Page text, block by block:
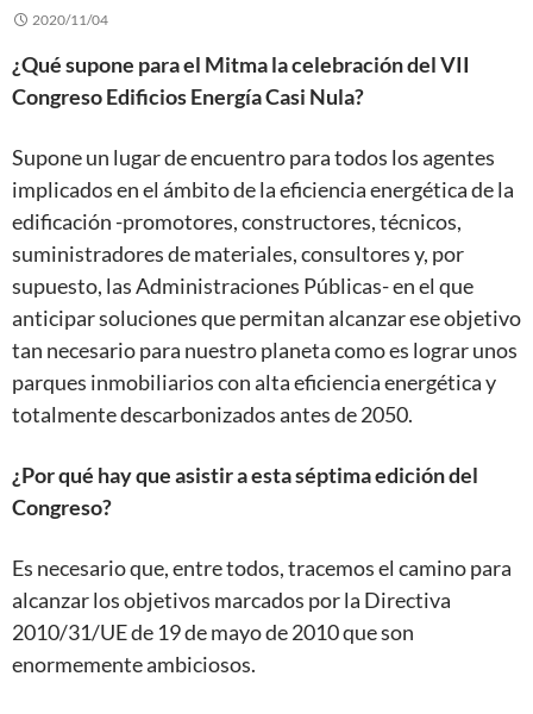
2020/11/04
¿Qué supone para el Mitma la celebración del VII
Congreso Edificios Energía Casi Nula?
Supone un lugar de encuentro para todos los agentes
implicados en el ámbito de la eficiencia energética de la
edificación -promotores, constructores, técnicos,
suministradores de materiales, consultores y, por
supuesto, las Administraciones Públicas- en el que
anticipar soluciones que permitan alcanzar ese objetivo
tan necesario para nuestro planeta como es lograr unos
parques inmobiliarios con alta eficiencia energética y
totalmente descarbonizados antes de 2050.
¿Por qué hay que asistir a esta séptima edición del
Congreso?
Es necesario que, entre todos, tracemos el camino para
alcanzar los objetivos marcados por la Directiva
2010/31/UE de 19 de mayo de 2010 que son
enormemente ambiciosos.